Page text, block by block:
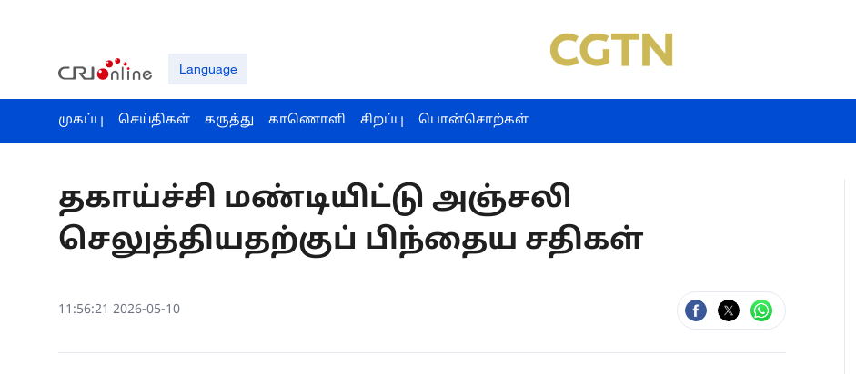
Language
முகப்பு செய்திகள் கருத்து காணொளி சிறப்பு பொன்சொற்கள்
தகாய்ச்சி மண்டியிட்டு அஞ்சலி
செலுத்தியதற்குப் பிந்தைய சதிகள்
11:56:21 2026-05-10